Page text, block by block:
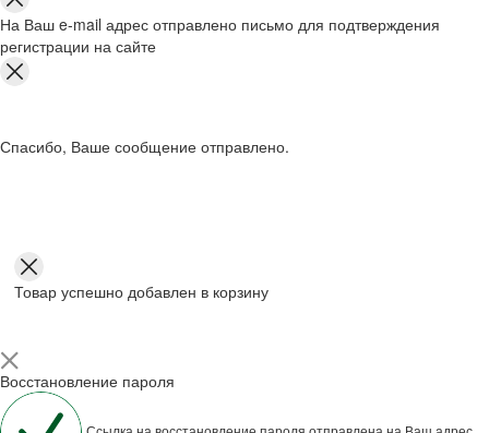
На Ваш e-mail адрес отправлено письмо для подтверждения
регистрации на сайте
Спасибо, Ваше сообщение отправлено.
Товар успешно добавлен в корзину
Восстановление пароля